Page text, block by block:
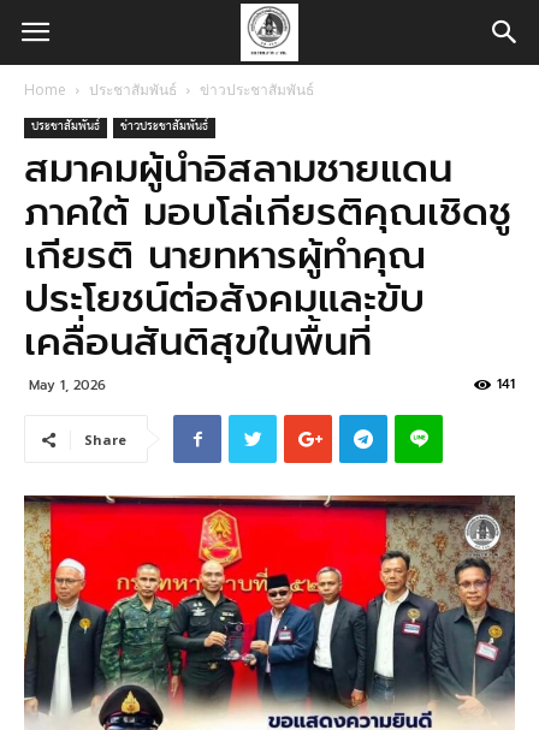
Home ประชาสัมพันธ์ ข่าวประชาสัมพันธ์
ประชาสัมพันธ์ ข่าวประชาสัมพันธ์
สมาคมผู้นำอิสลามชายแดน
ภาคใต้ มอบโล่เกียรติคุณเชิดชู
เกียรติ นายทหารผู้ทำคุณ
ประโยชน์ต่อสังคมและขับ
เคลื่อนสันติสุขในพื้นที่
May 1, 2026 141
Share